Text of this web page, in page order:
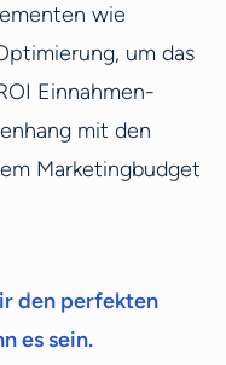
wie
um das
Einnahmen-
mit den
Marketingbudget
den perfekten
es sein.